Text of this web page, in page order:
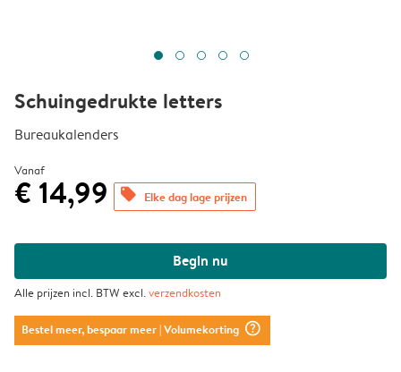
Schuingedrukte letters
Bureaukalenders
Vanaf
€ 14,99 offers Elke dag lage prijzen
Begin nu
Alle prijzen incl. BTW excl.verzendkosten
Bestel meer, bespaar meer| Volumekorting question_mark_circle